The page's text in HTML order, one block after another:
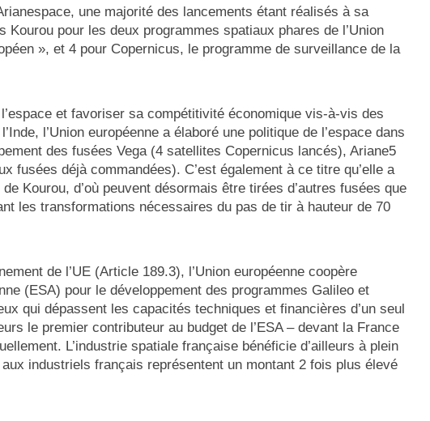
une majorité des lancements étant réalisés à sa
pour les deux programmes spatiaux phares de l’Union
», et 4 pour Copernicus, le programme de surveillance de la
et favoriser sa compétitivité économique vis-à-vis des
l’Union européenne a élaboré une politique de l’espace dans
des fusées Vega (4 satellites Copernicus lancés), Ariane5
fusées déjà commandées). C’est également à ce titre qu’elle a
Kourou, d’où peuvent désormais être tirées d’autres fusées que
les transformations nécessaires du pas de tir à hauteur de 70
de l’UE (Article 189.3), l’Union européenne coopère
(ESA) pour le développement des programmes Galileo et
qui dépassent les capacités techniques et financières d’un seul
le premier contributeur au budget de l’ESA – devant la France
L’industrie spatiale française bénéficie d’ailleurs à plein
industriels français représentent un montant 2 fois plus élevé